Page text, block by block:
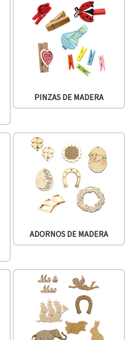
PINZAS DE MADERA
ADORNOS DE MADERA